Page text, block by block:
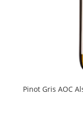
Pinot Gris AOC